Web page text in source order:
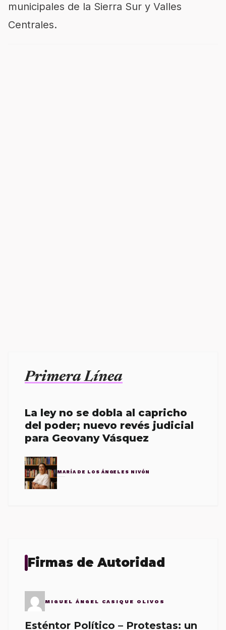
municipales de la Sierra Sur y Valles
Centrales.
Primera Línea
La ley no se dobla al capricho
del poder; nuevo revés judicial
para Geovany Vásquez
MARÍA DE LOS ÁNGELES NIVÓN
Firmas de Autoridad
MIGUEL ÁNGEL CASIQUE OLIVOS
Esténtor Político – Protestas: un